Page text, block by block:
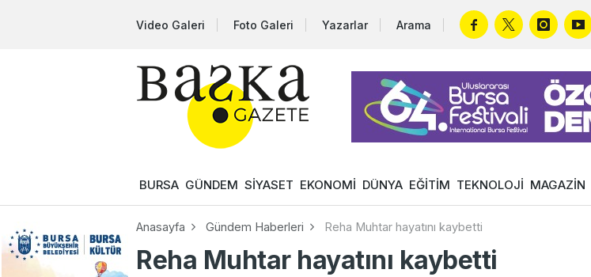
Video Galeri Foto Galeri Yazarlar Arama
BURSA GÜNDEM SİYASET EKONOMİ DÜNYA EĞİTİM TEKNOLOJİ MAGAZİN
Anasayfa Gündem Haberleri Reha Muhtar hayatını kaybetti
Reha Muhtar hayatını kaybetti